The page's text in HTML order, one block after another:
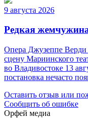
9 августа 2026
Редкая
Опера Джузеппе Верди
сцену Мариинского
во Владивостоке 13
постановка нечасто
Оставить отзыв или
Сообщить об ошибке
Орфей медиа